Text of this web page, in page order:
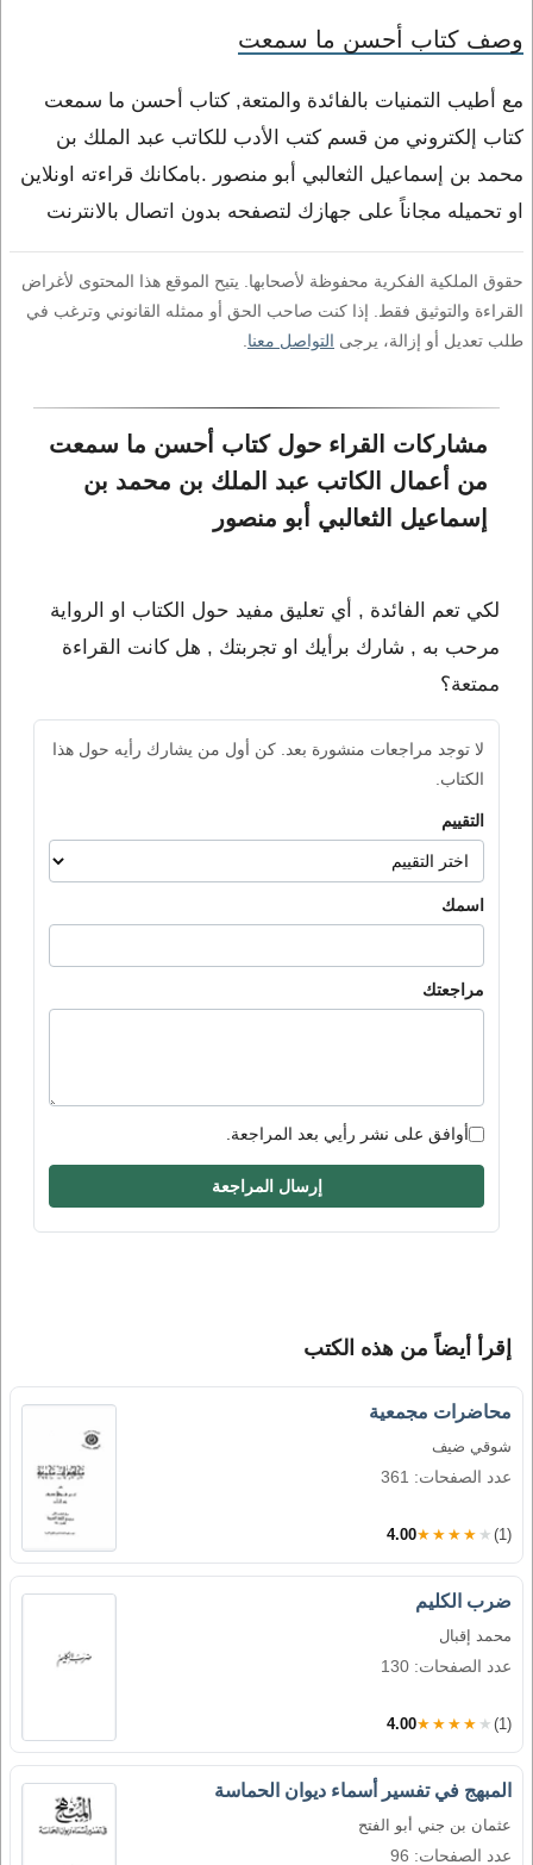
وصف كتاب أحسن ما سمعت
مع أطيب التمنيات بالفائدة والمتعة, كتاب أحسن ما سمعت
كتاب إلكتروني من قسم كتب الأدب للكاتب عبد الملك بن
محمد بن إسماعيل الثعالبي أبو منصور .بامكانك قراءته اونلاين
او تحميله مجاناً على جهازك لتصفحه بدون اتصال بالانترنت
حقوق الملكية الفكرية محفوظة لأصحابها. يتيح الموقع هذا المحتوى لأغراض
القراءة والتوثيق فقط. إذا كنت صاحب الحق أو ممثله القانوني وترغب في
طلب تعديل أو إزالة، يرجى التواصل معنا
مشاركات القراء حول كتاب أحسن ما سمعت
من أعمال الكاتب عبد الملك بن محمد بن
إسماعيل الثعالبي أبو منصور
لكي تعم الفائدة , أي تعليق مفيد حول الكتاب او الرواية
مرحب به , شارك برأيك او تجربتك , هل كانت القراءة
ممتعة؟
لا توجد مراجعات منشورة بعد. كن أول من يشارك رأيه حول هذا
الكتاب.
التقييم
اسمك
مراجعتك
أوافق على نشر رأيي بعد المراجعة.
إرسال المراجعة
إقرأ أيضاً من هذه الكتب
محاضرات مجمعية
شوقي ضيف
عدد الصفحات: 361
4.00★★★★★ (1)
ضرب الكليم
محمد إقبال
عدد الصفحات: 130
4.00★★★★★ (1)
المبهج في تفسير أسماء ديوان الحماسة
عثمان بن جني أبو الفتح
عدد الصفحات: 96